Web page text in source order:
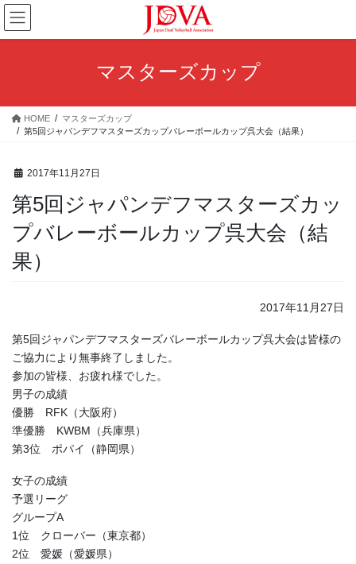
コ
ン
テ
ス
ナ
ビ
ゲ
ン
マスターズカップ
HOME
マスターズカップ
第5回ジャパンデフマスターズカップバレーボールカップ呉大会（結果）
2017年11月27日
第5回ジャパンデフマスターズカッ
プバレーボールカップ呉大会（結
果）
2017年11月27日
第5回ジャパンデフマスターズバレーボールカップ呉大会は皆様の
ご協力により無事終了しました。
参加の皆様、お疲れ様でした。
男子の成績
優勝 RFK（大阪府）
準優勝 KWBM（兵庫県）
第3位 ポパイ（静岡県）
女子の成績
予選リーグ
グループA
1位 クローバー（東京都）
2位 愛媛（愛媛県）